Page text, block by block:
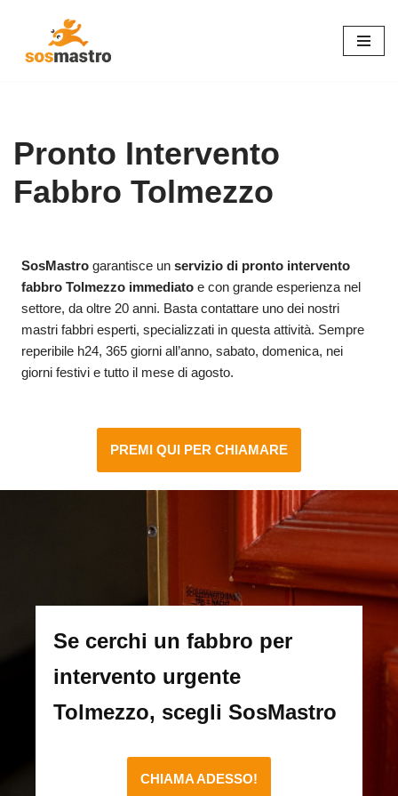
Pronto Intervento
Fabbro Tolmezzo
SosMastro garantisce unservizio di pronto intervento
fabbro Tolmezzo immediato e con grande esperienza nel
settore, da oltre 20 anni. Basta contattare uno dei nostri
mastri fabbri esperti, specializzati in questa attività. Sempre
reperibile h24, 365 giorni all’anno, sabato, domenica, nei
giorni festivi e tutto il mese di agosto.
PREMI QUI PER CHIAMARE
Se cerchi un fabbro per
intervento urgente
Tolmezzo, scegli SosMastro
CHIAMA ADESSO!